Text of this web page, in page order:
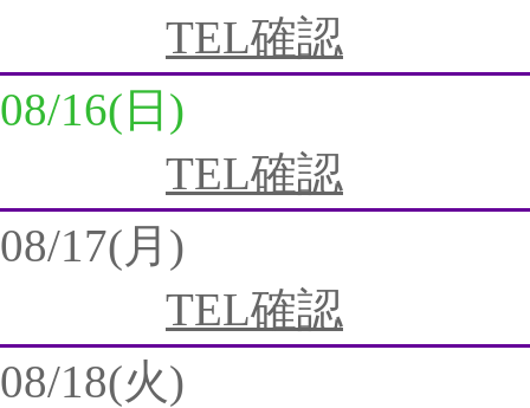
TEL確認
08/16(日)
TEL確認
08/17(月)
TEL確認
08/18(火)